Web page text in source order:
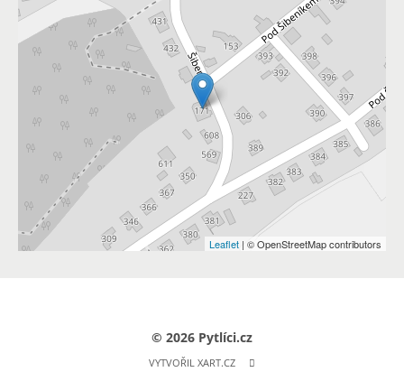
Leaflet | © OpenStreetMap contributors
© 2026 Pytlíci.cz
VYTVOŘIL XART.CZ